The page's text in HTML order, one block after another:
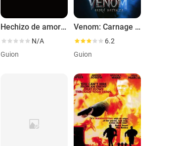
Hechizo de amor: La magia continúa
N/A
Guion
Venom: Carnage liberado
6.2
Guion